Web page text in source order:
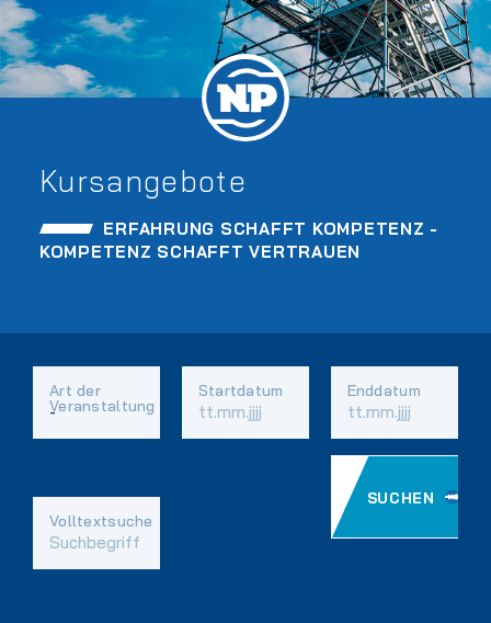
Kursangebote
ERFAHRUNG SCHAFFT KOMPETENZ -
KOMPETENZ SCHAFFT VERTRAUEN
Felder
Art der
Veranstaltung
Startdatum Enddatum
Volltextsuche
SUCHEN